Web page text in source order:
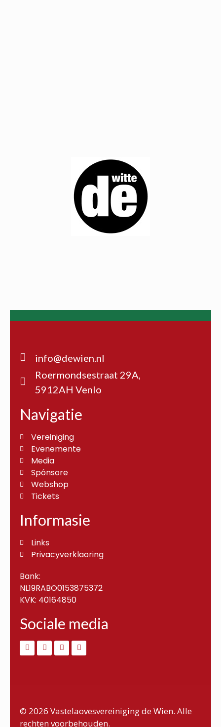
info@dewien.nl
Roermondsestraat 29A,
5912AH Venlo
Navigatie
Vereiniging
Evenemente
Media
Spónsore
Webshop
Tickets
Informasie
Links
Privacyverklaoring
Bank:
NL19RABO0153875372
KVK: 40164850
Sociale media
© 2026 Vastelaovesvereiniging de Wien. Alle
rechten voorbehouden.